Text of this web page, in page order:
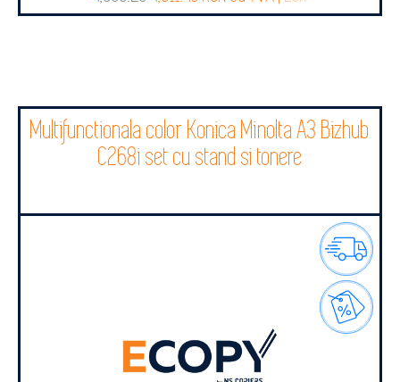
Multifunctionala color Konica Minolta A3 Bizhub
C268i set cu stand si tonere